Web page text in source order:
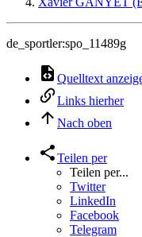
de_sportler:spo_11489g
Quelltext
Links hierher
Nach oben
Teilen per
Teilen per...
Twitter
LinkedIn
Facebook
Telegram